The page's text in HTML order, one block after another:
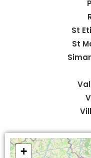
St
St
+